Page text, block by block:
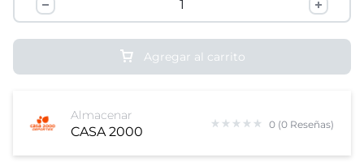
Agregar al carrito
Almacenar
CASA 2000 0 (0 Reseñas)